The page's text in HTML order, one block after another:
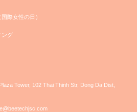
際女性の日）
ング
Tower, 102 Thai Thinh Str, Dong Da Dist,